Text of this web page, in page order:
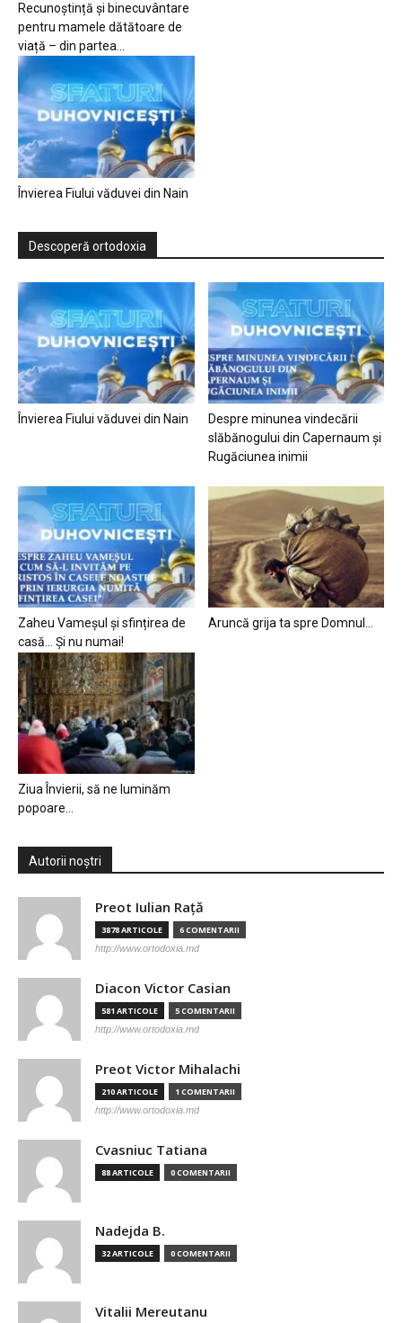
Recunoștință și binecuvântare
pentru mamele dătătoare de
viață – din partea...
Învierea Fiului văduvei din Nain
Descoperă ortodoxia
Învierea Fiului văduvei din Nain
Despre minunea vindecării
slăbănogului din Capernaum și
Rugăciunea inimii
Zaheu Vameșul și sfințirea de
casă… Și nu numai!
Aruncă grija ta spre Domnul…
Ziua Învierii, să ne luminăm
popoare…
Autorii noștri
Preot Iulian Raţă
3878 ARTICOLE 6 COMENTARII
http://www.ortodoxia.md
Diacon Victor Casian
581 ARTICOLE 5 COMENTARII
http://www.ortodoxia.md
Preot Victor Mihalachi
210 ARTICOLE 1 COMENTARII
http://www.ortodoxia.md
Cvasniuc Tatiana
88 ARTICOLE 0 COMENTARII
Nadejda B.
32 ARTICOLE 0 COMENTARII
Vitalii Mereutanu